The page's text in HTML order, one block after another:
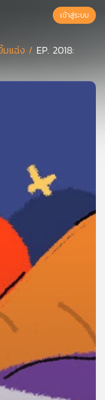
เข้าสู่ระบบ
มแฉ่ง / EP. 2018: